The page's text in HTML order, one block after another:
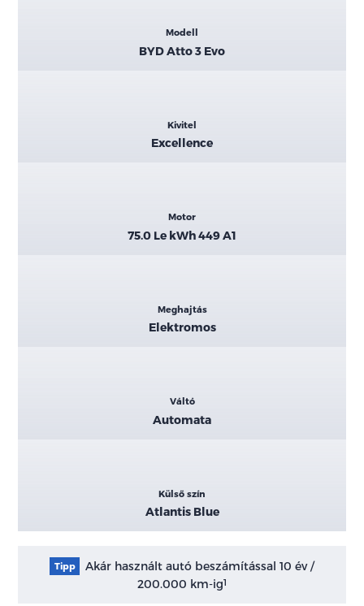
Modell
BYD Atto 3 Evo
Kivitel
Excellence
Motor
75.0 Le kWh 449 A1
Meghajtás
Elektromos
Váltó
Automata
Külső szín
Atlantis Blue
Tipp
Akár használt autó beszámítással 10 év /
200.000 km-ig1